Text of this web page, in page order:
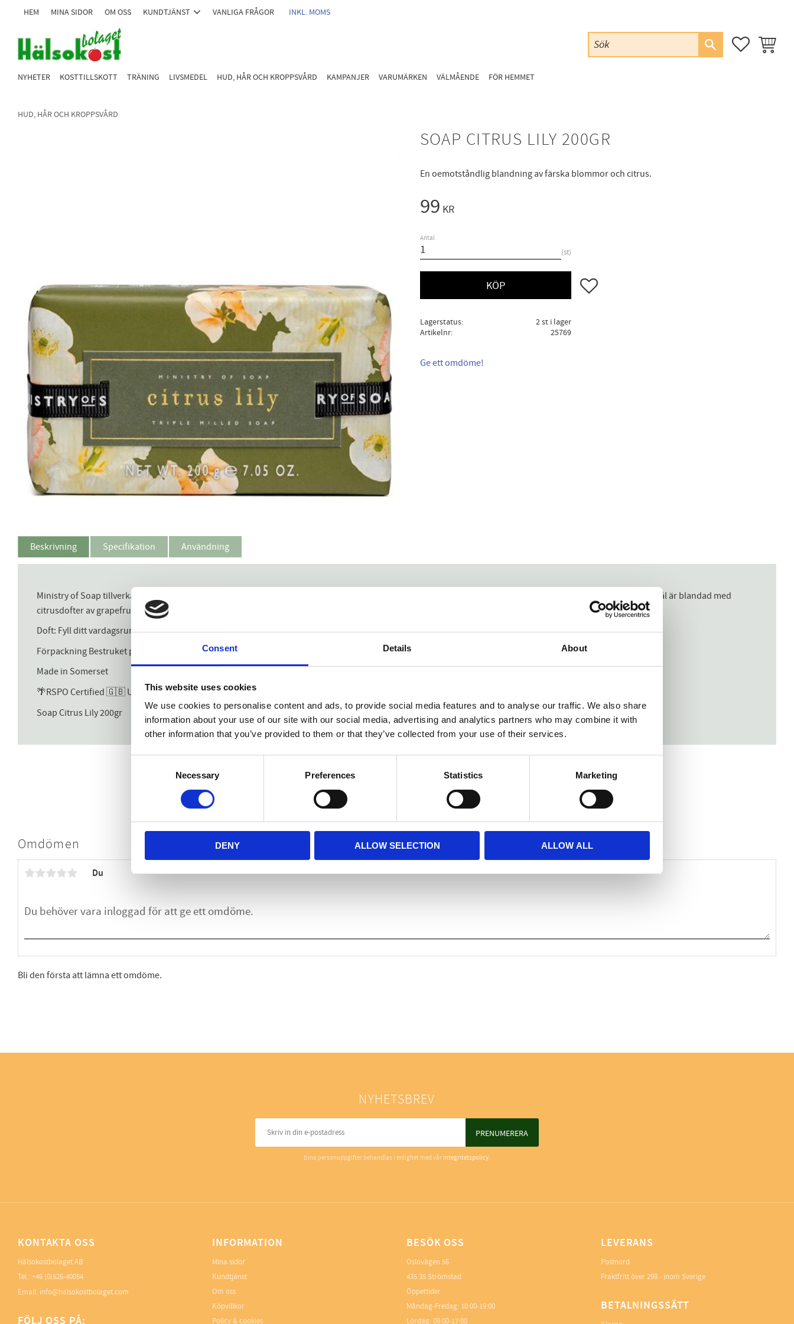
Consent Details About
This website uses cookies
We use cookies to personalise content and ads, to provide social media features and to analyse our traffic. We also share
information about your use of our site with our social media, advertising and analytics partners who may combine it with
other information that you’ve provided to them or that they’ve collected from your use of their services.
Necessary Preferences Statistics Marketing
DENY ALLOW SELECTION ALLOW ALL
HEM MINA SIDOR OM OSS KUNDTJÄNST VANLIGA FRÅGOR INKL. MOMS
FAVORITER
NYHETER KOSTTILLSKOTT TRÄNING LIVSMEDEL HUD, HÅR OCH KROPPSVÅRD KAMPANJER VARUMÄRKEN VÄLMÅENDE FÖR HEMMET
HUD, HÅR OCH KROPPSVÅRD
SOAP CITRUS LILY 200GR
En oemotståndlig blandning av färska blommor och citrus.
99 KR
Antal
st
KÖP Lägg till i favoriter
Lagerstatus
2 st i lager
Artikelnr
25769
Ge ett omdöme!
Beskrivning Specifikation Användning
Ministry of Soap tillverkas här i Somerset, med användning av etiskt framställd hållbar (RSPO-certifierad) palmolja. Denna naturligt färgade trippelpressade tvål är blandad med
citrusdofter av grapefrukt och mandarin. Tvålen är färg fri för att vara extra skonsam mot huden.
Doft: Fyll ditt vardagsrum med en oemotståndlig blandning av färska blommor och citrus.
Förpackning Bestruket pappersomslag & band
Made in Somerset
🌴RSPO Certified 🇬🇧 UK Made 🐰 Cruelty Free
Soap Citrus Lily 200gr
Dela med dig
LinkedInPinterest
Omdömen
Du
Bli den första att lämna ett omdöme.
NYHETSBREV
PRENUMERERA
Dina personuppgifter behandlas i enlighet med vår integritetspolicy.
KONTAKTA OSS
Hälsokostbolaget AB
Tel.: +46 (0)526-40054
Email: info@halsokostbolaget.com
FÖLJ OSS PÅ:
INFORMATION
Mina sidor
Kundtjänst
Om oss
Köpvillkor
Policy & cookies
BESÖK OSS
Oslovägen 56
435 35 Strömstad
Öppettider
Måndag-Fredag: 10:00-19:00
Lördag: 09:00-17:00
LEVERANS
Postnord
Fraktfritt över 299.- inom Sverige
BETALNINGSSÄTT